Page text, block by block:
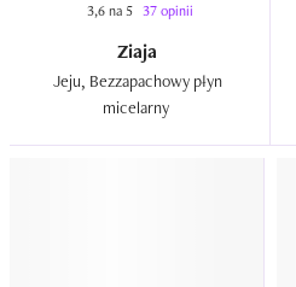
3,6 na 5 37 opinii
Ziaja
Jeju, Bezzapachowy płyn